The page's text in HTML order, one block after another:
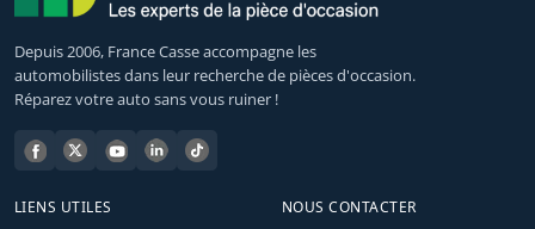
Depuis 2006, France Casse accompagne les
automobilistes dans leur recherche de pièces d'occasion.
Réparez votre auto sans vous ruiner !
LIENS UTILES NOUS CONTACTER